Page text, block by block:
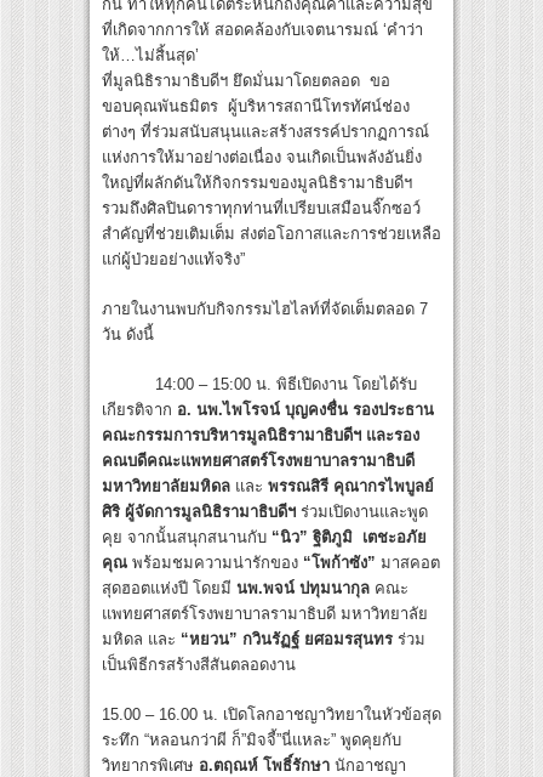
กัน ทำให้ทุกคนได้ตระหนักถึงคุณค่าและความสุข
ที่เกิดจากการให้ สอดคล้องกับเจตนารมณ์ ‘คำว่า
ให้…ไม่สิ้นสุด’
ที่มูลนิธิรามาธิบดีฯ ยึดมั่นมาโดยตลอด ขอ
ขอบคุณพันธมิตร ผู้บริหารสถานีโทรทัศน์ช่อง
ต่างๆ ที่ร่วมสนับสนุนและสร้างสรรค์ปรากฏการณ์
แห่งการให้มาอย่างต่อเนื่อง จนเกิดเป็นพลังอันยิ่ง
ใหญ่ที่ผลักดันให้กิจกรรมของมูลนิธิรามาธิบดีฯ
รวมถึงศิลปินดาราทุกท่านที่เปรียบเสมือนจิ๊กซอว์
สำคัญที่ช่วยเติมเต็ม ส่งต่อโอกาสและการช่วยเหลือ
แก่ผู้ป่วยอย่างแท้จริง”
ภายในงานพบกับกิจกรรมไฮไลท์ที่จัดเต็มตลอด 7
วัน ดังนี้
14:00 – 15:00 น. พิธีเปิดงาน โดยได้รับ
เกียรติจาก อ. นพ.ไพโรจน์ บุญคงชื่น รองประธาน
คณะกรรมการบริหารมูลนิธิรามาธิบดีฯ และรอง
คณบดีคณะแพทยศาสตร์โรงพยาบาลรามาธิบดี
มหาวิทยาลัยมหิดล และ พรรณสิรี คุณากรไพบูลย์
ศิริ ผู้จัดการมูลนิธิรามาธิบดีฯ ร่วมเปิดงานและพูด
คุย จากนั้นสนุกสนานกับ “นิว” ฐิติภูมิ เตชะอภัย
คุณ พร้อมชมความน่ารักของ “โพก้าซัง” มาสคอต
สุดฮอตแห่งปี โดยมี นพ.พจน์ ปทุมนากุล คณะ
แพทยศาสตร์โรงพยาบาลรามาธิบดี มหาวิทยาลัย
มหิดล และ “หยวน” กวินรัฏฐ์ ยศอมรสุนทร ร่วม
เป็นพิธีกรสร้างสีสันตลอดงาน
15.00 – 16.00 น. เปิดโลกอาชญาวิทยาในหัวข้อสุด
ระทึก “หลอนกว่าผี ก็”มิจจี้”นี่แหละ” พูดคุยกับ
วิทยากรพิเศษ อ.ตฤณห์ โพธิ์รักษา นักอาชญา